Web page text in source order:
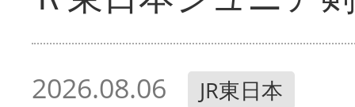
2026.08.06 JR東日本